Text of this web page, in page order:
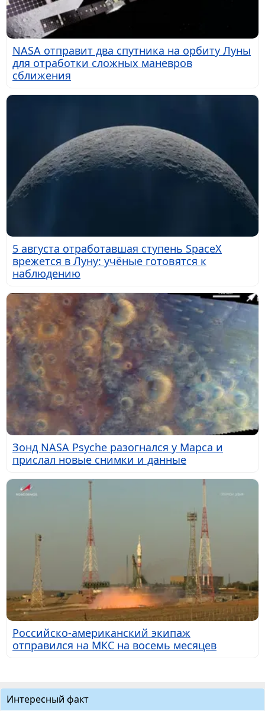
NASA отправит два спутника на орбиту Луны
для отработки сложных маневров
сближения
5 августа отработавшая ступень SpaceX
врежется в Луну: учёные готовятся к
наблюдению
Зонд NASA Psyche разогнался у Марса и
прислал новые снимки и данные
Российско-американский экипаж
отправился на МКС на восемь месяцев
Интересный факт